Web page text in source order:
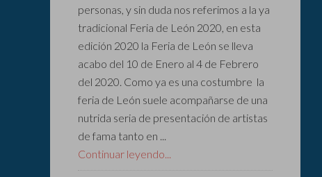
personas, y sin duda nos referimos a la ya
tradicional Feria de León 2020, en esta
edición 2020 la Feria de León se lleva
acabo del 10 de Enero al 4 de Febrero
del 2020. Como ya es una costumbre la
feria de León suele acompañarse de una
nutrida seria de presentación de artistas
de fama tanto en ...
Continuar leyendo...